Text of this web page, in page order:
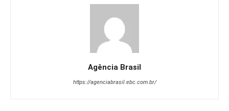
Agência Brasil
https://agenciabrasil.ebc.com.br/